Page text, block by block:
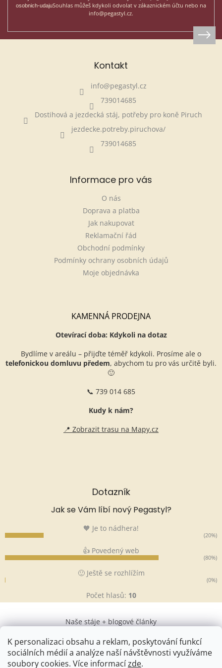
K personalizaci obsahu a reklam, poskytování funkcí
sociálních médií a analýze naší návštěvnosti využíváme
soubory cookies. Více informacízde.
osobnich-udajuSouhlas můžeš kdykoli odvolat v zákaznickém účtu nebo na
info@pegastyl.cz.
Kontakt
info@pegastyl.cz
739014685
Dostihová a jezdecká stáj, potřeby pro koně Piruch
jezdecke.potreby.piruchova/
739014685
Informace pro vás
O nás
Doprava a platba
Jak nakupovat
Reklamační řád
Obchodní podmínky
Podmínky ochrany osobních údajů
Moje objednávka
KAMENNÁ PRODEJNA
Otevírací doba: Kdykoli na dotaz
Bydlíme v areálu – přijďte téměř kdykoli. Prosíme ale o
telefonickou domluvu předem, abychom tu pro vás určitě byli.
🙂
📞 739 014 685
Kudy k nám?
📍 Zobrazit trasu na Mapy.cz
Dotazník
Jak se Vám líbí nový Pegastyl?
🧡 Je to nádhera!
(20%)
👍 Povedený web
(80%)
🙂 Ještě se rozhlížím
(0%)
Počet hlasů: 10
Naše stáje + blogové články